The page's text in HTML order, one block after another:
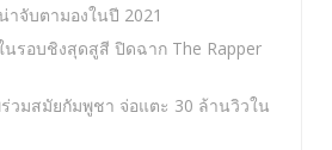
าจับตามองในปี 2021
นรอบชิงสุดสูสี ปิดฉาก The Rapper
วมสมัยกัมพูชา จ่อแตะ 30 ล้านวิวใน